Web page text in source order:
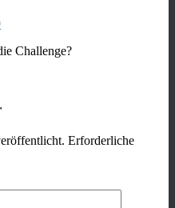
Challenge?
Erforderliche